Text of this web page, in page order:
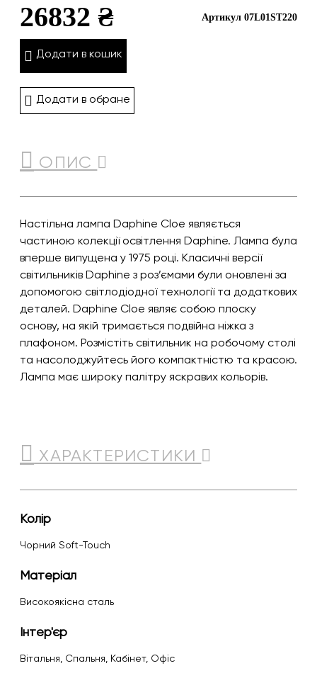
26832 ₴ Артикул 07L01ST220
Додати в кошик
Додати в обране
ОПИС
Настільна лампа Daphine Cloe являється
частиною колекції освітлення Daphine. Лампа була
вперше випущена у 1975 році. Класичні версії
світильників Daphine з роз’ємами були оновлені за
допомогою світлодіодної технології та додаткових
деталей. Daphine Cloe являє собою плоску
основу, на якій тримається подвійна ніжка з
плафоном. Розмістіть світильник на робочому столі
та насолоджуйтесь його компактністю та красою.
Лампа має широку палітру яскравих кольорів.
ХАРАКТЕРИСТИКИ
Колір
чорний Soft-Touch
Матеріал
Високоякісна сталь
Інтер'єр
Вітальня, Спальня, Кабінет, Офіс